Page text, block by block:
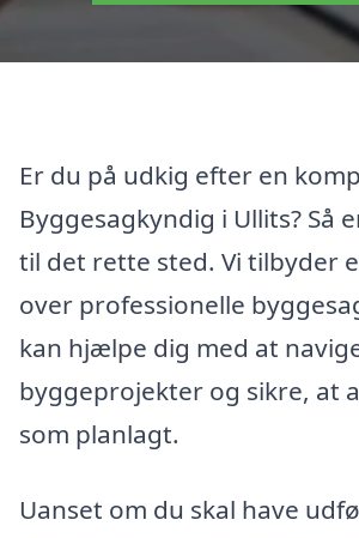
Er du på udkig efter en
Byggesagkyndig i Ullits? Så
til det rette sted. Vi tilbyder
over professionelle
kan hjælpe dig med at
byggeprojekter og sikre, at
som planlagt.
Uanset om du skal have